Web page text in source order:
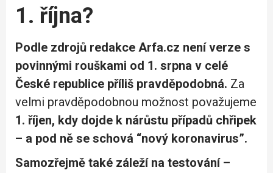
1. října?
Podle zdrojů redakce Arfa.cz není verze s
povinnými rouškami od 1. srpna v celé
České republice příliš pravděpodobná. Za
velmi pravděpodobnou možnost považujeme
1. říjen, kdy dojde k nárůstu případů chřipek
– a pod ně se schová “nový koronavirus”.
Samozřejmě také záleží na testování –